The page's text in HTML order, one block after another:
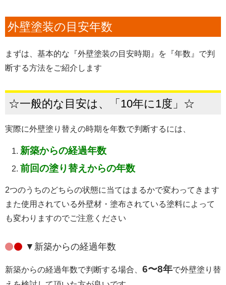
外壁塗装の目安年数
まずは、基本的な『外壁塗装の目安時期』を『年数』で判
断する方法をご紹介します
☆一般的な目安は、 「10年に1度」☆
実際に外壁塗り替えの時期を年数で判断するには、
新築からの経過年数
前回の塗り替えからの年数
2つのうちのどちらの状態に当てはまるかで変わってきます
また使用されている外壁材・塗布されている塗料によって
も変わりますのでご注意ください
▼新築からの経過年数
新築からの経過年数で判断する場合、 6〜8年で外壁塗り替